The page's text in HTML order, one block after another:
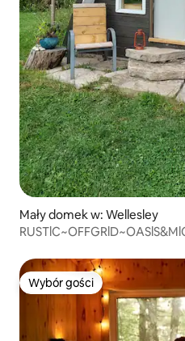
Mały domek w: Wellesley
Wybór gości
Wybór gości